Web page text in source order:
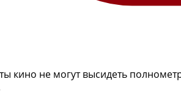
кино не могут высидеть